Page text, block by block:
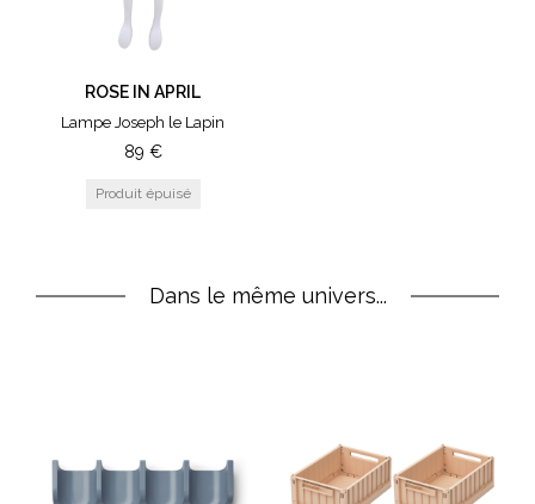
ROSE IN APRIL
Lampe Joseph le Lapin
89 €
Dans le même univers...